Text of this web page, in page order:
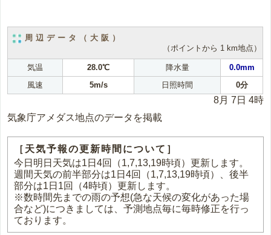
周辺データ（大阪）
（ポイントから 1 km地点）
気温 28.0℃ 降水量
0.0mm
風速
5m/s 日照時間 0分
8月 7日 4時
気象庁アメダス地点のデータを掲載
［天気予報の更新時間について］
今日明日天気は1日4回（1,7,13,19時頃）更新します。
週間天気の前半部分は1日4回（1,7,13,19時頃）、後半
部分は1日1回（4時頃）更新します。
※数時間先までの雨の予想(急な天候の変化があった場
合など)につきましては、予測地点毎に毎時修正を行っ
ております。